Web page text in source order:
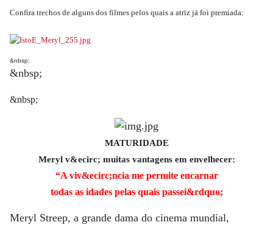
Confira trechos de alguns dos filmes pelos quais a atriz já foi premiada:
&nbsp;
&nbsp;
&nbsp;
MATURIDADE
Meryl v&ecirc; muitas vantagens em envelhecer:
“A viv&ecirc;ncia me permite encarnar
todas as idades pelas quais passei&rdquo;
Meryl Streep, a grande dama do cinema mundial,